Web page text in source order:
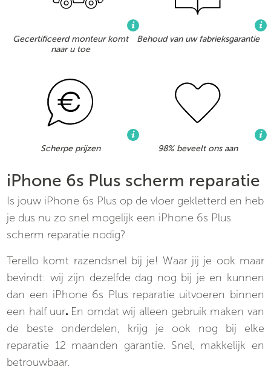
Gecertificeerd monteur komt
naar u toe
Behoud van uw fabrieksgarantie
Scherpe prijzen 98% beveelt ons aan
iPhone 6s Plus scherm reparatie
Is jouw iPhone 6s Plus op de vloer gekletterd en heb
je dus nu zo snel mogelijk een iPhone 6s Plus
scherm reparatie nodig?
Terello komt razendsnel bij je! Waar jij je ook maar
bevindt: wij zijn dezelfde dag nog bij je en kunnen
dan een iPhone 6s Plus reparatie uitvoeren binnen
een half uur. En omdat wij alleen gebruik maken van
de beste onderdelen, krijg je ook nog bij elke
reparatie 12 maanden garantie. Snel, makkelijk en
betrouwbaar.